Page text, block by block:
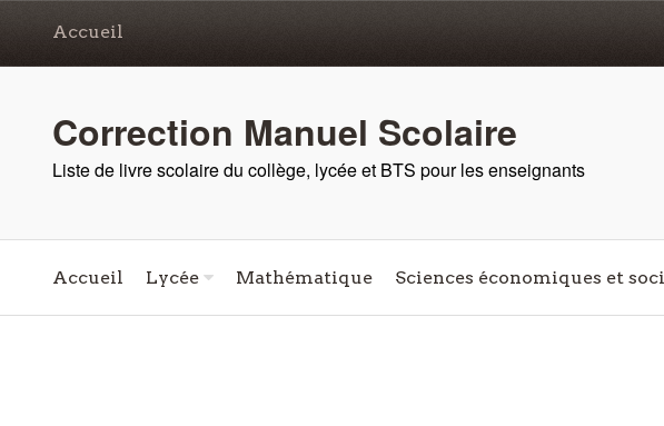
Accueil
Correction Manuel Scolaire
Liste de livre scolaire du collège, lycée et BTS pour les enseignants
Accueil Lycée Mathématique Sciences économiques et